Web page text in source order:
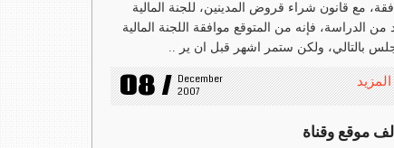
مع قانون شراء قروض المدينين، للجنة المالية
من الدراسة، فإنه من المتوقع موافقة اللجنة المالية
بالتالي، ولكن ستمر اشهر قبل ان ير ..
08 / December
2007
المزيد